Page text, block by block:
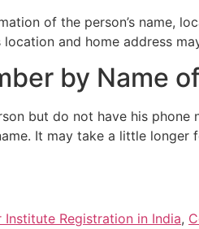
of the person’s name,
location and home address
by Name
but do not have his
It may take a little
Institute Registration in India,